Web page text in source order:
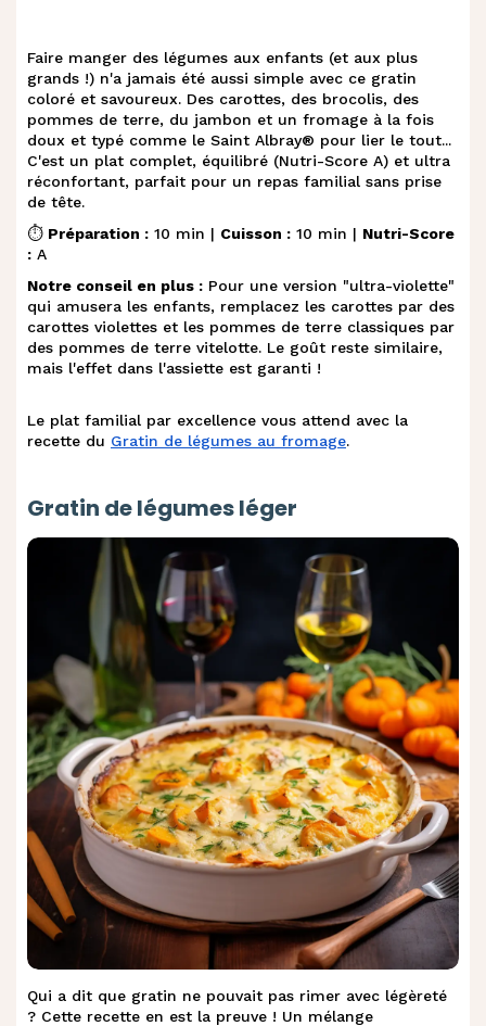
Faire manger des légumes aux enfants (et aux plus
grands !) n'a jamais été aussi simple avec ce gratin
coloré et savoureux. Des carottes, des brocolis, des
pommes de terre, du jambon et un fromage à la fois
doux et typé comme le Saint Albray® pour lier le tout...
C'est un plat complet, équilibré (Nutri-Score A) et ultra
réconfortant, parfait pour un repas familial sans prise
de tête.
⏱️ Préparation : 10 min | Cuisson : 10 min | Nutri-Score
: A
Notre conseil en plus : Pour une version "ultra-violette"
qui amusera les enfants, remplacez les carottes par des
carottes violettes et les pommes de terre classiques par
des pommes de terre vitelotte. Le goût reste similaire,
mais l'effet dans l'assiette est garanti !
Le plat familial par excellence vous attend avec la
recette du Gratin de légumes au fromage.
Gratin de légumes léger
Qui a dit que gratin ne pouvait pas rimer avec légèreté
? Cette recette en est la preuve ! Un mélange